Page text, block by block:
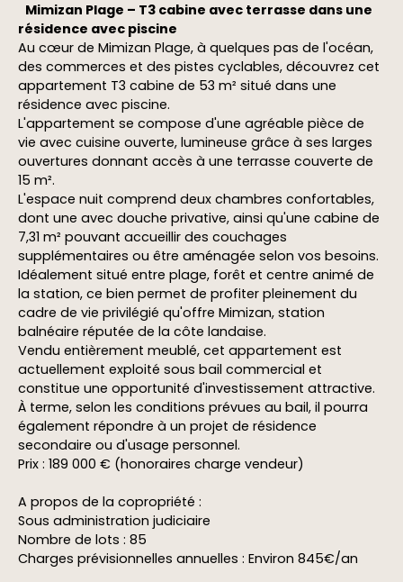
Mimizan Plage – T3 cabine avec terrasse dans une
résidence avec piscine
Au cœur de Mimizan Plage, à quelques pas de l'océan,
des commerces et des pistes cyclables, découvrez cet
appartement T3 cabine de 53 m² situé dans une
résidence avec piscine.
L'appartement se compose d'une agréable pièce de
vie avec cuisine ouverte, lumineuse grâce à ses larges
ouvertures donnant accès à une terrasse couverte de
15 m².
L'espace nuit comprend deux chambres confortables,
dont une avec douche privative, ainsi qu'une cabine de
7,31 m² pouvant accueillir des couchages
supplémentaires ou être aménagée selon vos besoins.
Idéalement situé entre plage, forêt et centre animé de
la station, ce bien permet de profiter pleinement du
cadre de vie privilégié qu'offre Mimizan, station
balnéaire réputée de la côte landaise.
Vendu entièrement meublé, cet appartement est
actuellement exploité sous bail commercial et
constitue une opportunité d'investissement attractive.
À terme, selon les conditions prévues au bail, il pourra
également répondre à un projet de résidence
secondaire ou d'usage personnel.
Prix : 189 000 € (honoraires charge vendeur)
A propos de la copropriété :
Sous administration judiciaire
Nombre de lots : 85
Charges prévisionnelles annuelles : Environ 845€/an